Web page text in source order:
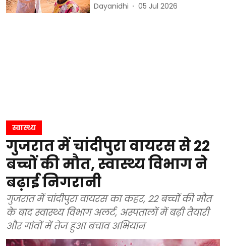
Dayanidhi 05 Jul 2026
स्वास्थ्य
गुजरात में चांदीपुरा वायरस से 22
बच्चों की मौत, स्वास्थ्य विभाग ने
बढ़ाई निगरानी
गुजरात में चांदीपुरा वायरस का कहर, 22 बच्चों की मौत
के बाद स्वास्थ्य विभाग अलर्ट, अस्पतालों में बढ़ी तैयारी
और गांवों में तेज हुआ बचाव अभियान